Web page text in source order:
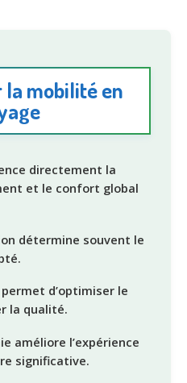
mobilité en
directement la
et le confort global
détermine souvent le
d’optimiser le
la qualité.
améliore l’expérience
significative.